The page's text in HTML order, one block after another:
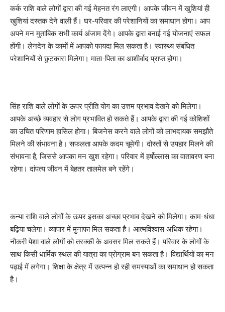
कर्क राशि वाले लोगों द्वारा की गई मेहनत रंग लाएगी। आपके जीवन में खुशियां ही
खुशियां दस्तक देने वाली हैं। घर-परिवार की परेशानियों का समाधान होगा। आप
अपने मन मुताबिक सभी कार्य अंजाम देंगे। आपके द्वारा बनाई गई योजनाएं सफल
होंगी। लेनदेन के कामों में आपको फायदा मिल सकता है। स्वास्थ्य संबंधित
परेशानियों से छुटकारा मिलेगा। माता-पिता का आशीर्वाद प्राप्त होगा।
सिंह राशि वाले लोगों के ऊपर प्रीति योग का उत्तम प्रभाव देखने को मिलेगा।
आपके अच्छे व्यवहार से लोग प्रभावित हो सकते हैं। आपके द्वारा की गई कोशिशों
का उचित परिणाम हासिल होगा। बिजनेस करने वाले लोगों को लाभदायक समझौते
मिलने की संभावना है। सफलता आपके कदम चूमेगी। दोस्तों से उपहार मिलने की
संभावना है, जिससे आपका मन खुश रहेगा। परिवार में हर्षोल्लास का वातावरण बना
रहेगा। दांपत्य जीवन में बेहतर तालमेल बने रहेंगे।
कन्या राशि वाले लोगों के ऊपर इसका अच्छा प्रभाव देखने को मिलेगा। काम-धंधा
बढ़िया चलेगा। व्यापार में मुनाफा मिल सकता है। आत्मविश्वास अधिक रहेगा।
नौकरी पेशा वाले लोगों को तरक्की के अवसर मिल सकते हैं। परिवार के लोगों के
साथ किसी धार्मिक स्थल की यात्रा का प्रोग्राम बन सकता है। विद्यार्थियों का मन
पढ़ाई में लगेगा। शिक्षा के क्षेत्र में उत्पन्न हो रही समस्याओं का समाधान हो सकता
है।